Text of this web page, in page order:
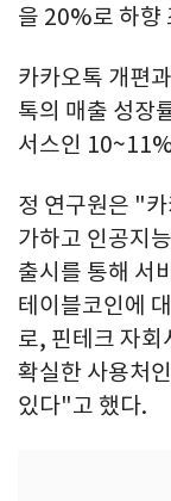
을 20%로 하향
카카오톡 개편
톡의 매출 성장
서스인
정 연구원은 "
가하고 인공지
출시를 통해 서
테이블코인에
로, 핀테크 자회
확실한 사용처
있다"고 했다.